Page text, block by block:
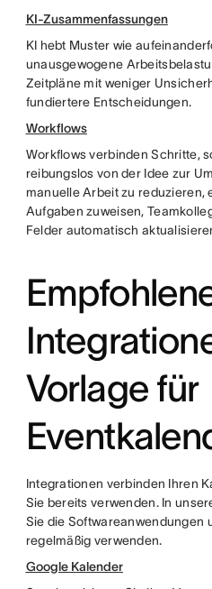
KI-Zusammenfassungen
KI hebt Muster wie
unausgewogene
Zeitpläne mit weniger
fundiertere Entscheidungen.
Workflows
Workflows verbinden Schritte,
reibungslos von der Idee zur
manuelle Arbeit zu reduzieren,
Aufgaben zuweisen,
Felder automatisch
Vorlage für
Integrationen verbinden Ihren
Sie bereits verwenden. In
Sie die Softwareanwendungen
regelmäßig verwenden.
Google Kalender